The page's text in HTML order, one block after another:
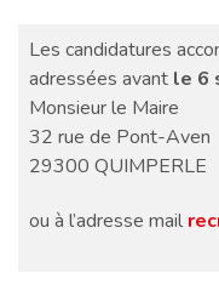
Les candidatures
adressées avant le 6
Monsieur le Maire
32 rue de Pont-Aven
29300 QUIMPERLE
ou à l’adresse mail